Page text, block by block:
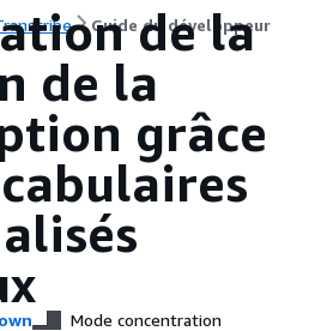
Guide du développeur
de la
de la
grâce
Mode concentration